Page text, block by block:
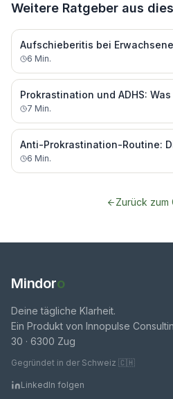
Weitere Ratgeber aus
6 Min.
Prokrastination und ADHS:
7 Min.
6 Min.
Zurück zum
Mindoro
Deine tägliche Klarheit.
Ein Produkt von Innopulse
30 · 6300 Zug
Gegründet in der Schweiz 🇨🇭
LinkedIn folgen